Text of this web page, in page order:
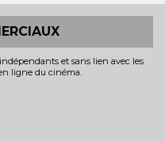
et sans lien avec les
ligne du cinéma.